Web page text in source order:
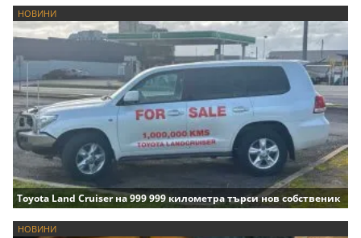
НОВИНИ
Toyota Land Cruiser на 999 999 километра търси нов собственик
НОВИНИ